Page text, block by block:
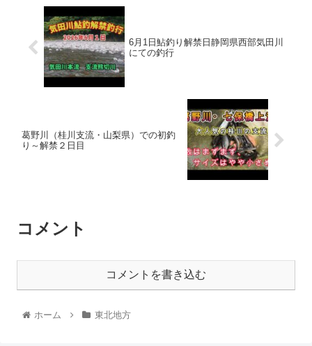
6月1日鮎釣り解禁日静岡県西部気田川
にての釣行
葛野川（桂川支流・山梨県）での初釣
り～解禁２日目
コメント
コメントを書き込む
ホーム 東北地方